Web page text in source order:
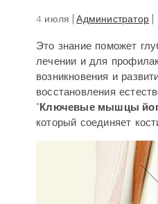
4 июля Администратор
Это знание поможет
лечении и для
возникновения и
восстановления
"Ключевые мышцы
который соединяет